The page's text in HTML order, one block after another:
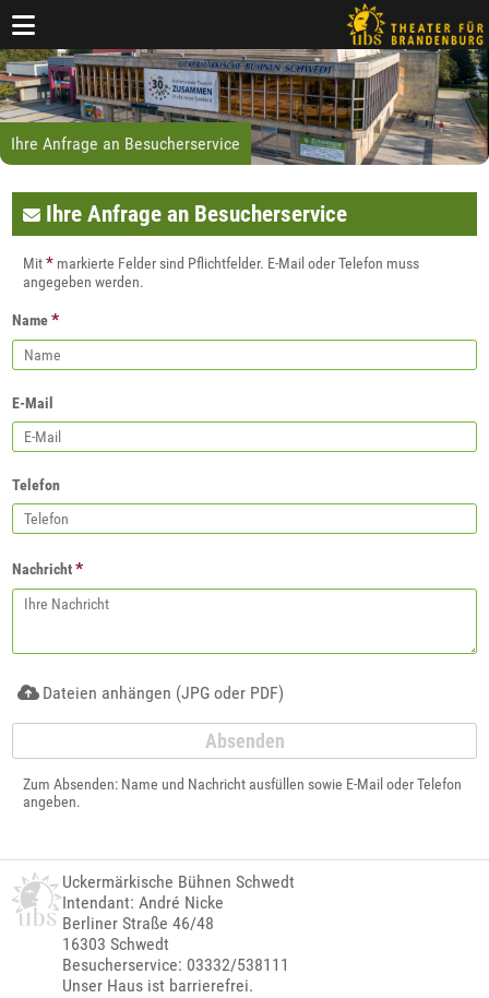
Ihre Anfrage an Besucherservice
Ihre Anfrage an Besucherservice
Mit* markierte Felder sind Pflichtfelder. E-Mail oder Telefon muss
angegeben werden.
Name*
E-Mail
Telefon
Nachricht*
Dateien anhängen (JPG oder PDF)
Zum Absenden: Name und Nachricht ausfüllen sowie E-Mail oder Telefon
angeben.
Uckermärkische Bühnen Schwedt
Intendant: André Nicke
Berliner Straße 46/48
16303 Schwedt
Besucherservice: 03332/538111
Unser Haus ist barrierefrei.